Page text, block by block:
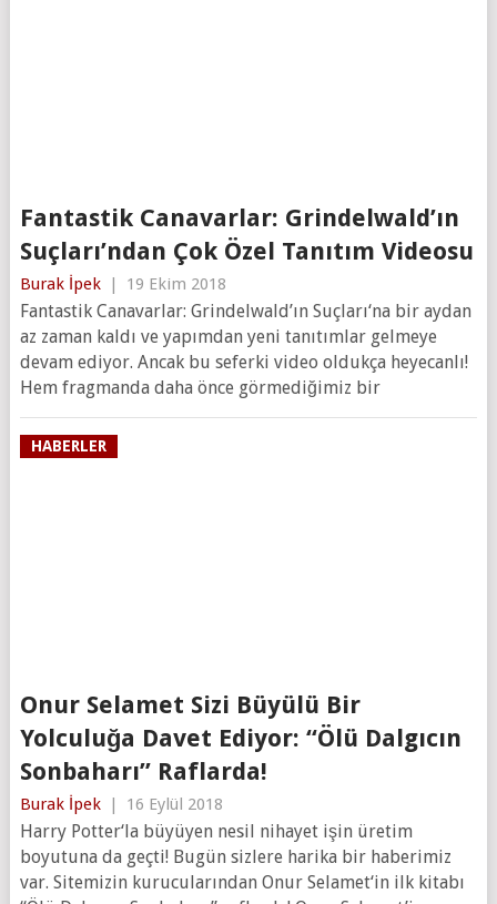
Fantastik Canavarlar: Grindelwald’ın
Suçları’ndan Çok Özel Tanıtım Videosu
Burak İpek | 19 Ekim 2018
Fantastik Canavarlar: Grindelwald’ın Suçları‘na bir aydan
az zaman kaldı ve yapımdan yeni tanıtımlar gelmeye
devam ediyor. Ancak bu seferki video oldukça heyecanlı!
Hem fragmanda daha önce görmediğimiz bir
HABERLER
Onur Selamet Sizi Büyülü Bir
Yolculuğa Davet Ediyor: “Ölü Dalgıcın
Sonbaharı” Raflarda!
Burak İpek | 16 Eylül 2018
Harry Potter‘la büyüyen nesil nihayet işin üretim
boyutuna da geçti! Bugün sizlere harika bir haberimiz
var. Sitemizin kurucularından Onur Selamet‘in ilk kitabı